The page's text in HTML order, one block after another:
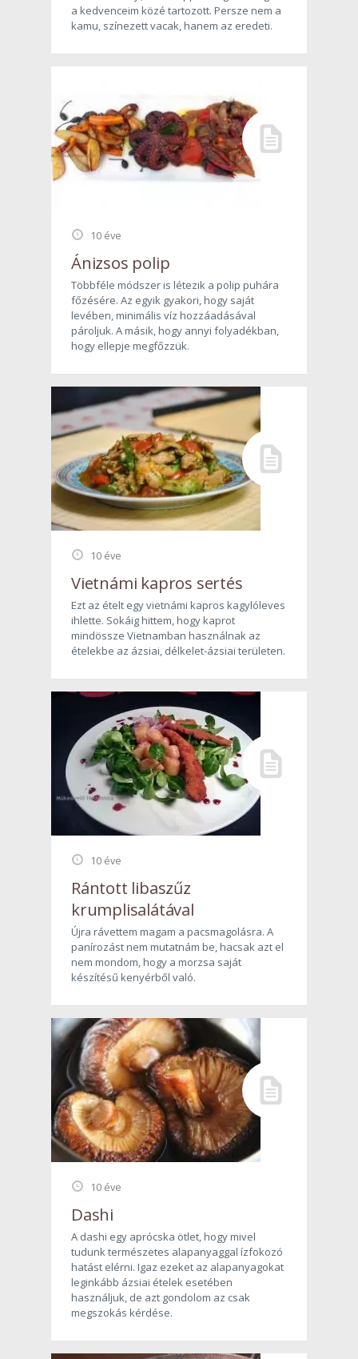
a kedvenceim közé tartozott. Persze nem a
kamu, színezett vacak, hanem az eredeti.
10 éve
Ánizsos polip
Többféle módszer is létezik a polip puhára
főzésére. Az egyik gyakori, hogy saját
levében, minimális víz hozzáadásával
pároljuk. A másik, hogy annyi folyadékban,
hogy ellepje megfőzzük.
10 éve
Vietnámi kapros sertés
Ezt az ételt egy vietnámi kapros kagylóleves
ihlette. Sokáig hittem, hogy kaprot
mindössze Vietnamban használnak az
ételekbe az ázsiai, délkelet-ázsiai területen.
10 éve
Rántott libaszűz
krumplisalátával
Újra rávettem magam a pacsmagolásra. A
panírozást nem mutatnám be, hacsak azt el
nem mondom, hogy a morzsa saját
készítésű kenyérből való.
10 éve
Dashi
A dashi egy aprócska ötlet, hogy mivel
tudunk természetes alapanyaggal ízfokozó
hatást elérni. Igaz ezeket az alapanyagokat
leginkább ázsiai ételek esetében
használjuk, de azt gondolom az csak
megszokás kérdése.